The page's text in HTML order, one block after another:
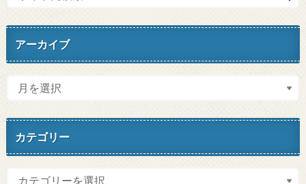
アーカイブ
カテゴリー